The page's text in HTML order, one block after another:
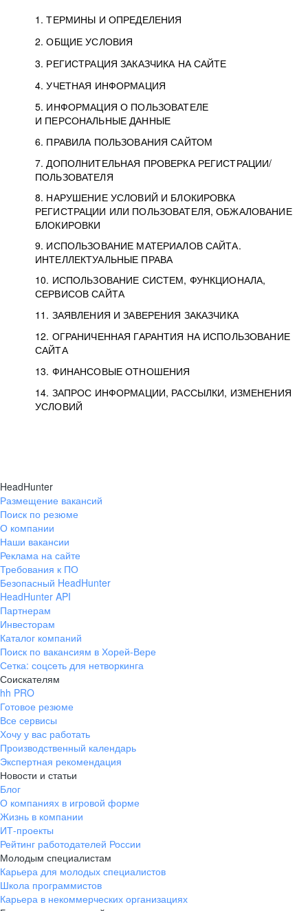
1. ТЕРМИНЫ И ОПРЕДЕЛЕНИЯ
2. ОБЩИЕ УСЛОВИЯ
3. РЕГИСТРАЦИЯ ЗАКАЗЧИКА НА САЙТЕ
4. УЧЕТНАЯ ИНФОРМАЦИЯ
5. ИНФОРМАЦИЯ О ПОЛЬЗОВАТЕЛЕ
И ПЕРСОНАЛЬНЫЕ ДАННЫЕ
6. ПРАВИЛА ПОЛЬЗОВАНИЯ САЙТОМ
7. ДОПОЛНИТЕЛЬНАЯ ПРОВЕРКА РЕГИСТРАЦИИ/
ПОЛЬЗОВАТЕЛЯ
8. НАРУШЕНИЕ УСЛОВИЙ И БЛОКИРОВКА
РЕГИСТРАЦИИ ИЛИ ПОЛЬЗОВАТЕЛЯ, ОБЖАЛОВАНИЕ
БЛОКИРОВКИ
9. ИСПОЛЬЗОВАНИЕ МАТЕРИАЛОВ САЙТА.
ИНТЕЛЛЕКТУАЛЬНЫЕ ПРАВА
10. ИСПОЛЬЗОВАНИЕ СИСТЕМ, ФУНКЦИОНАЛА,
СЕРВИСОВ САЙТА
11. ЗАЯВЛЕНИЯ И ЗАВЕРЕНИЯ ЗАКАЗЧИКА
12. ОГРАНИЧЕННАЯ ГАРАНТИЯ НА ИСПОЛЬЗОВАНИЕ
САЙТА
13. ФИНАНСОВЫЕ ОТНОШЕНИЯ
14. ЗАПРОС ИНФОРМАЦИИ, РАССЫЛКИ, ИЗМЕНЕНИЯ
УСЛОВИЙ
HeadHunter
Размещение вакансий
Поиск по резюме
О компании
Наши вакансии
Реклама на сайте
Требования к ПО
Безопасный HeadHunter
HeadHunter API
Партнерам
Инвесторам
Каталог компаний
Поиск по вакансиям в Хорей-Вере
Сетка: соцсеть для нетворкинга
Соискателям
hh PRO
Готовое резюме
Все сервисы
Хочу у вас работать
Производственный календарь
Экспертная рекомендация
Новости и статьи
Блог
О компаниях в игровой форме
Жизнь в компании
ИТ-проекты
Рейтинг работодателей России
Молодым специалистам
Карьера для молодых специалистов
Школа программистов
Карьера в некоммерческих организациях